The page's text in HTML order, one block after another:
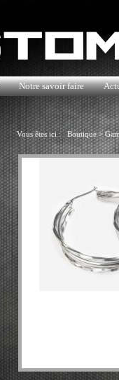
Notre savoir faire
Vous êtes ici :Boutique>